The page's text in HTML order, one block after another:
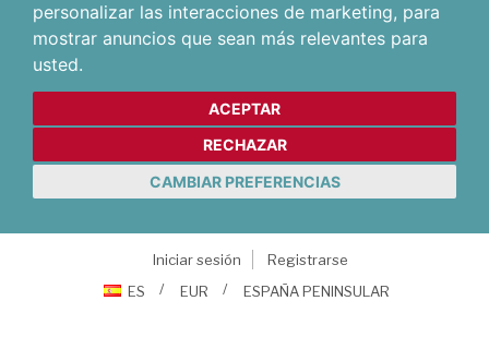
personalizar las interacciones de marketing, para
mostrar anuncios que sean más relevantes para
usted.
ACEPTAR
RECHAZAR
CAMBIAR PREFERENCIAS
Iniciar sesión
Registrarse
ES
EUR ESPAÑA PENINSULAR